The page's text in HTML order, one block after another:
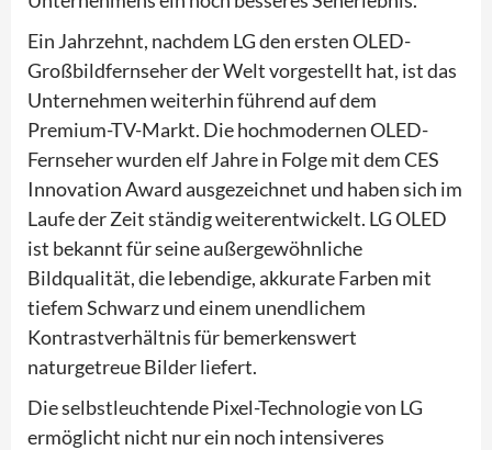
Ein Jahrzehnt, nachdem LG den ersten OLED-
Großbildfernseher der Welt vorgestellt hat, ist das
Unternehmen weiterhin führend auf dem
Premium-TV-Markt. Die hochmodernen OLED-
Fernseher wurden elf Jahre in Folge mit dem CES
Innovation Award ausgezeichnet und haben sich im
Laufe der Zeit ständig weiterentwickelt. LG OLED
ist bekannt für seine außergewöhnliche
Bildqualität, die lebendige, akkurate Farben mit
tiefem Schwarz und einem unendlichem
Kontrastverhältnis für bemerkenswert
naturgetreue Bilder liefert.
Die selbstleuchtende Pixel-Technologie von LG
ermöglicht nicht nur ein noch intensiveres